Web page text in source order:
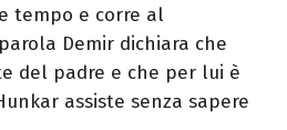
tempo e corre al
Demir dichiara che
del padre e che per lui è
assiste senza sapere